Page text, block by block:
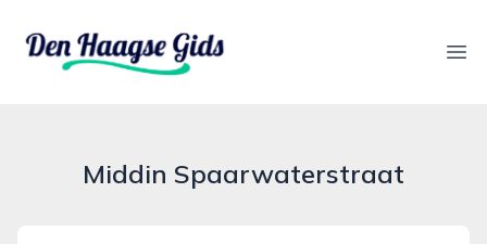
denhaagsegids.nl
Middin Spaarwaterstraat